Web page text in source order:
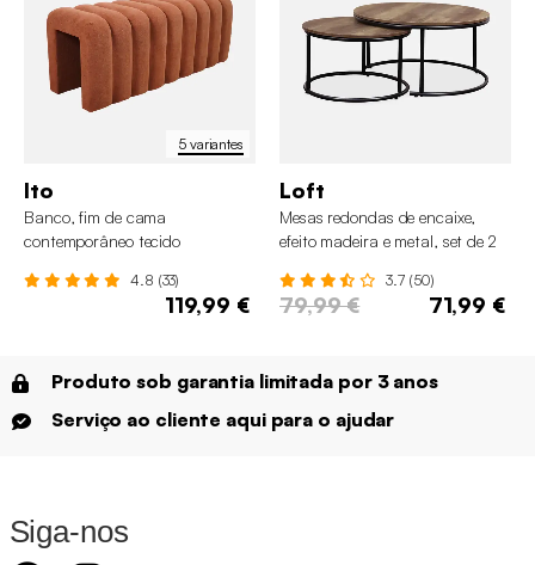
5 variantes
Ito
Banco, fim de cama
contemporâneo tecido
4.8 (33)
119,99 €
Loft
Mesas redondas de encaixe,
efeito madeira e metal, set de 2
3.7 (50)
79,99 € 71,99 €
Produto sob garantia limitada por 3 anos
Serviço ao cliente aqui para o ajudar
Siga-nos